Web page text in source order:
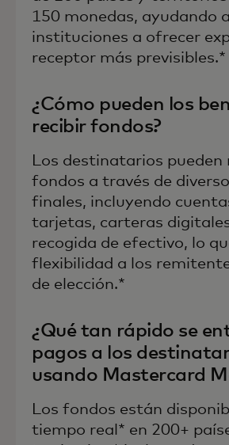
150 monedas, ayudando
instituciones a ofrecer
receptor más previsibles.*
¿Cómo pueden los
recibir fondos?
Los destinatarios pueden
fondos a través de
finales, incluyendo
tarjetas, carteras
recogida de efectivo, lo
flexibilidad a los
de elección.*
¿Qué tan rápido se
pagos a los
usando Mastercard
Los fondos están
tiempo real* en 200+